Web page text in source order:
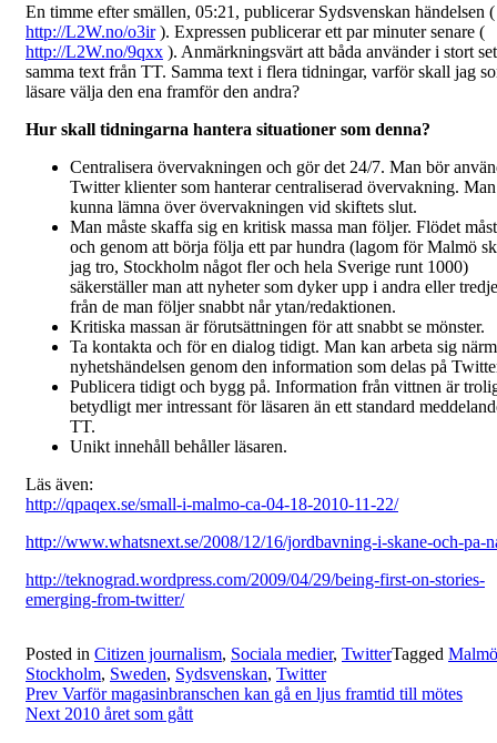
En timme efter smällen, 05:21, publicerar Sydsvenskan händelsen (
http://L2W.no/o3ir). Expressen publicerar ett par minuter senare (
http://L2W.no/9qxx ). Anmärkningsvärt att båda använder i stort
samma text från TT. Samma text i flera tidningar, varför skall jag
läsare välja den ena framför den andra?
Hur skall tidningarna hantera situationer som denna?
Centralisera övervakningen och gör det 24/7. Man bör
Twitter klienter som hanterar centraliserad övervakning.
kunna lämna över övervakningen vid skiftets slut.
Man måste skaffa sig en kritisk massa man följer. Flödet
och genom att börja följa ett par hundra (lagom för Malmö
jag tro, Stockholm något fler och hela Sverige runt 1000)
säkerställer man att nyheter som dyker upp i andra eller
från de man följer snabbt når ytan/redaktionen.
Kritiska massan är förutsättningen för att snabbt se mönster.
Ta kontakta och för en dialog tidigt. Man kan arbeta sig
nyhetshändelsen genom den information som delas på
Publicera tidigt och bygg på. Information från vittnen är
betydligt mer intressant för läsaren än ett standard
TT.
Unikt innehåll behåller läsaren.
Läs även:
http://qpaqex.se/small-i-malmo-ca-04-18-2010-11-22/
http://www.whatsnext.se/2008/12/16/jordbavning-i-skane-och-pa-
http://teknograd.wordpress.com/2009/04/29/being-first-on-stories-
emerging-from-twitter/
Posted in Citizen journalism, Sociala medier, TwitterTagged Malmö
Stockholm, Sweden, Sydsvenskan, Twitter
Post
navigation
Prev Varför magasinbranschen kan gå en ljus framtid till mötes
Next 2010 året som gått